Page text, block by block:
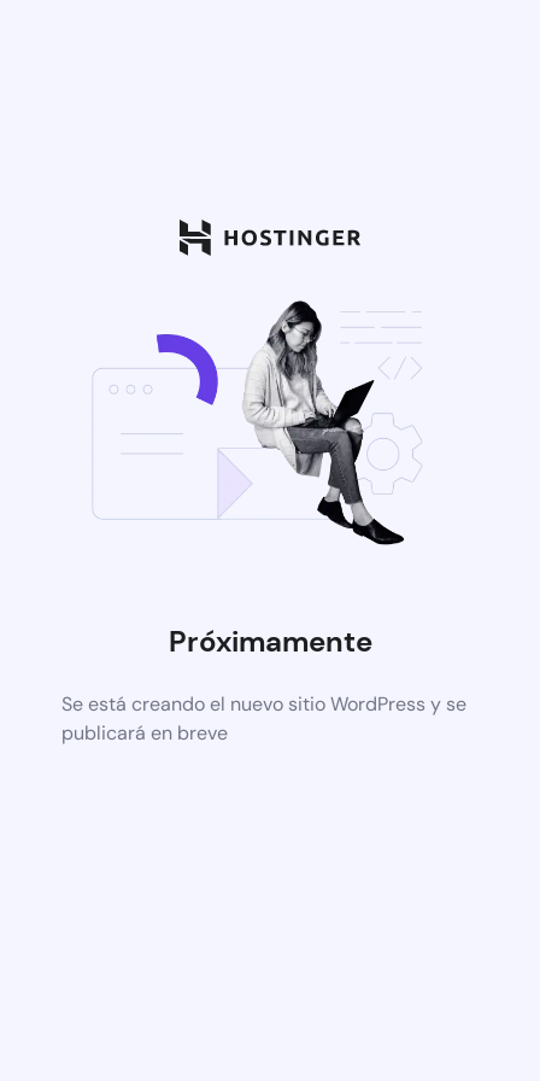
Próximamente
Se está creando el nuevo sitio WordPress y se
publicará en breve